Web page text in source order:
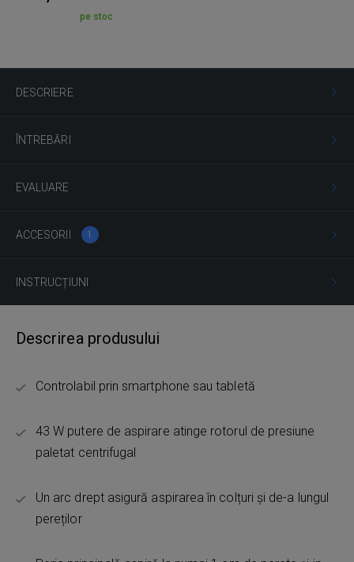
pe stoc
DESCRIERE
ÎNTREBĂRI
EVALUARE
ACCESORII 1
INSTRUCȚIUNI
Descrirea produsului
Controlabil prin smartphone sau tabletă
43 W putere de aspirare atinge rotorul de presiune
paletat centrifugal
Un arc drept asigură aspirarea în colțuri și de-a lungul
pereților